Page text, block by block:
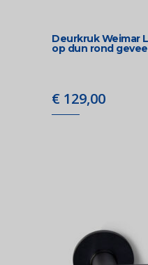
Deurkruk Weimar
op dun rond
€ 129,00